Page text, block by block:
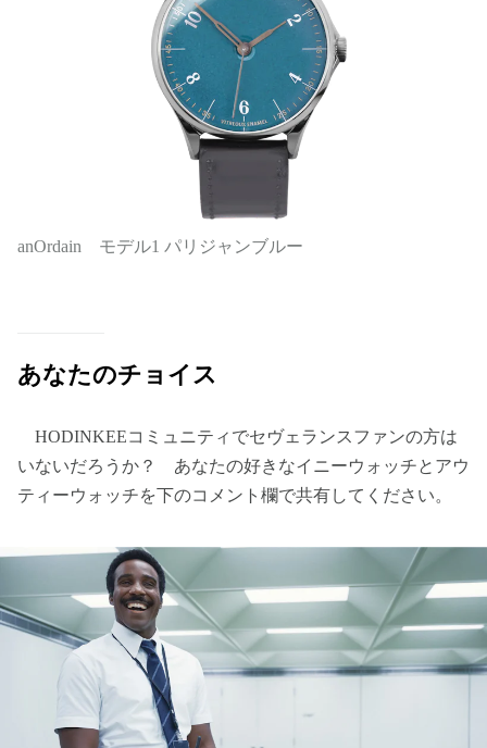
anOrdain モデル1 パリジャンブルー
あなたのチョイス
HODINKEEコミュニティでセヴェランスファンの方は
いないだろうか？ あなたの好きなイニーウォッチとアウ
ティーウォッチを下のコメント欄で共有してください。